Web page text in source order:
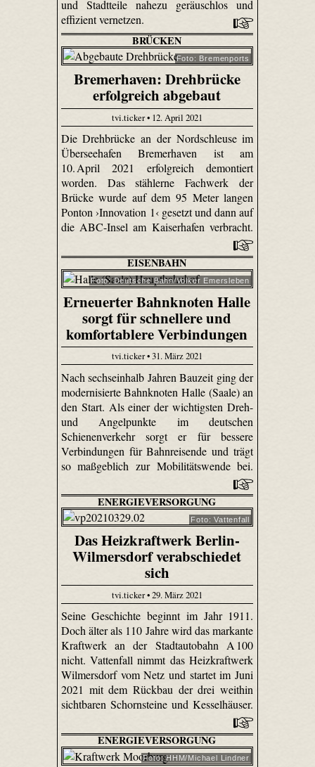
und Stadtteile nahezu geräuschlos und
effizient vernetzen.
BRÜCKEN
Foto: Bremenports
Bremerhaven: Drehbrücke
erfolgreich abgebaut
tvi.ticker • 12. April 2021
Die Drehbrücke an der Nordschleuse im
Überseehafen Bremerhaven ist am
10. April 2021 erfolgreich demontiert
worden. Das stählerne Fachwerk der
Brücke wurde auf dem 95 Meter langen
Ponton ›Innovation 1‹ gesetzt und dann auf
die ABC-Insel am Kaiserhafen verbracht.
EISENBAHN
Foto: Deutsche Bahn/Volker Emersleben
Erneuerter Bahnknoten Halle
sorgt für schnellere und
komfortablere Verbindungen
tvi.ticker • 31. März 2021
Nach sechseinhalb Jahren Bauzeit ging der
modernisierte Bahnknoten Halle (Saale) an
den Start. Als einer der wichtigsten Dreh-
und Angelpunkte im deutschen
Schienenverkehr sorgt er für bessere
Verbindungen für Bahnreisende und trägt
so maßgeblich zur Mobilitätswende bei.
ENERGIEVERSORGUNG
Foto: Vattenfall
Das Heizkraftwerk Berlin-
Wilmersdorf verabschiedet
sich
tvi.ticker • 29. März 2021
Seine Geschichte beginnt im Jahr 1911.
Doch älter als 110 Jahre wird das markante
Kraftwerk an der Stadtautobahn A 100
nicht. Vattenfall nimmt das Heizkraftwerk
Wilmersdorf vom Netz und startet im Juni
2021 mit dem Rückbau der drei weithin
sichtbaren Schornsteine und Kesselhäuser.
ENERGIEVERSORGUNG
Foto: HHM/Michael Lindner